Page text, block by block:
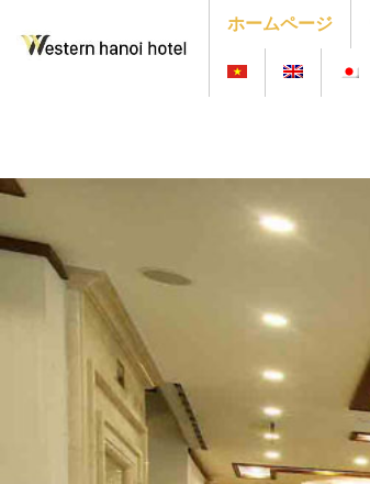
ホームページ